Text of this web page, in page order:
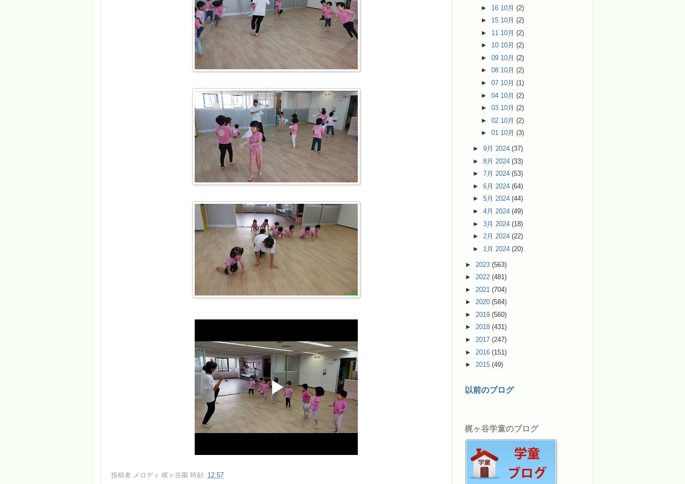
投稿者 メロディ 梶ヶ谷園 時刻: 12:57
► 16 10月 (2)
► 15 10月 (2)
► 11 10月 (2)
► 10 10月 (2)
► 09 10月 (2)
► 08 10月 (2)
► 07 10月 (1)
► 04 10月 (2)
► 03 10月 (2)
► 02 10月 (2)
► 01 10月 (3)
►9月 2024(37)
►8月 2024(33)
►7月 2024(53)
►6月 2024(64)
►5月 2024(44)
►4月 2024(49)
►3月 2024(18)
►2月 2024(22)
► 1月 2024(20)
► 2023 (563)
► 2022 (481)
► 2021 (704)
► 2020 (584)
► 2019 (560)
► 2018 (431)
► 2017 (247)
► 2016 (151)
► 2015 (49)
以前のブログ
梶ヶ谷学童のブログ